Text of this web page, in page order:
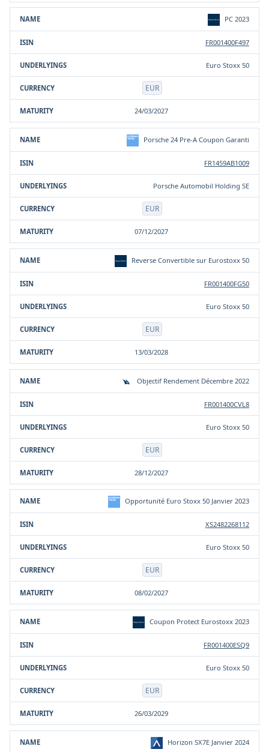
PC 2023
FR001400F497
Euro Stoxx 50
EUR
24/03/2027
Porsche 24 Pre-A Coupon Garanti
FR1459AB1009
Porsche Automobil Holding SE
EUR
07/12/2027
Reverse Convertible sur Eurostoxx 50
FR001400FG50
Euro Stoxx 50
EUR
13/03/2028
Objectif Rendement Décembre 2022
FR001400CVL8
Euro Stoxx 50
EUR
28/12/2027
Opportunité Euro Stoxx 50 Janvier 2023
XS2482268112
Euro Stoxx 50
EUR
08/02/2027
Coupon Protect Eurostoxx 2023
FR001400ESQ9
Euro Stoxx 50
EUR
26/03/2029
Horizon SX7E Janvier 2024